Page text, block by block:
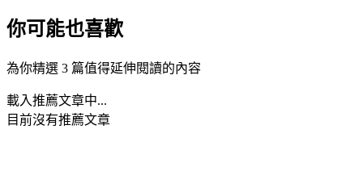
你可能也喜歡
為你精選 3 篇值得延伸閱讀的內容
載入推薦文章中...
目前沒有推薦文章